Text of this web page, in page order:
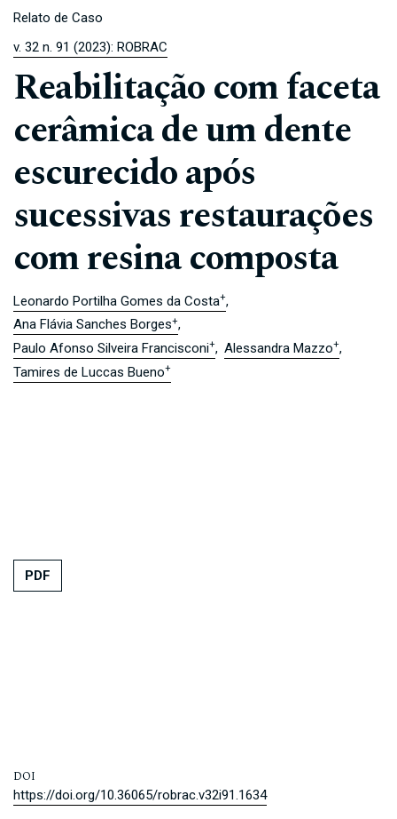
Relato de Caso
v. 32 n. 91 (2023): ROBRAC
Reabilitação com faceta
cerâmica de um dente
escurecido após
sucessivas restaurações
com resina composta
Leonardo Portilha Gomes da Costa+
Ana Flávia Sanches Borges+
Paulo Afonso Silveira Francisconi+ Alessandra Mazzo+
Tamires de Luccas Bueno+
PDF
DOI
https://doi.org/10.36065/robrac.v32i91.1634